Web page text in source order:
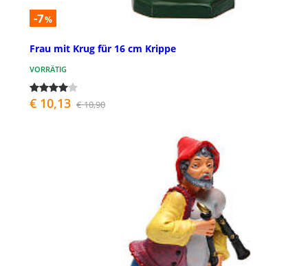
-7%
Frau mit Krug für 16 cm Krippe
VORRÄTIG
€ 10,13 € 10,90